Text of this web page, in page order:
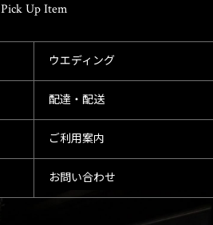
Pick Up Item
ウエディング
配達・配送
ご利用案内
お問い合わせ